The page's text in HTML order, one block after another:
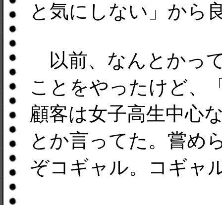
と気にしない」から
以前、なんとかっ
ことをやったけど、
顧客は女子高生中心
とか言ってた。嘗め
ぞコギャル。コギャ